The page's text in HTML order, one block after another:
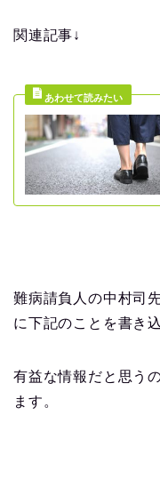
関連記事↓
難病請負人の中村司
に下記のことを書き
有益な情報だと思う
ます。